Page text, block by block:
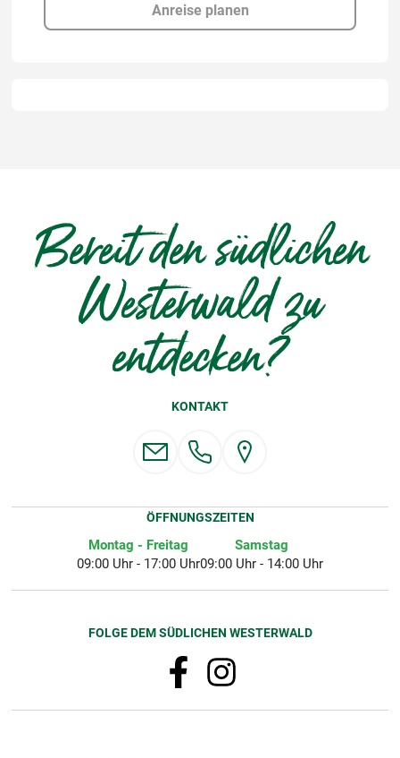
Anreise planen
Bereit den südlichen
Westerwald zu
entdecken?
KONTAKT
ÖFFNUNGSZEITEN
Montag - Freitag
09:00 Uhr - 17:00 Uhr
Samstag
09:00 Uhr - 14:00 Uhr
FOLGE DEM SÜDLICHEN WESTERWALD